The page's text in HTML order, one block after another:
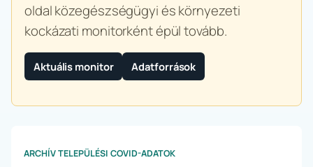
oldal közegészségügyi és környezeti
kockázati monitorként épül tovább.
Aktuális monitor Adatforrások
ARCHÍV TELEPÜLÉSI COVID-ADATOK